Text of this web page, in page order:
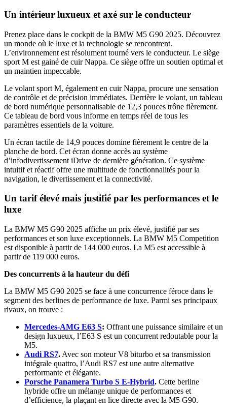
Un intérieur luxueux et axé sur le conducteur
Prenez place dans le cockpit de la BMW M5 G90 2025. Découvrez
un monde où le luxe et la technologie se rencontrent.
L’environnement est résolument tourné vers le conducteur. Le siège
sport M est gainé de cuir Nappa. Ce siège offre un soutien optimal et
un maintien impeccable.
Le volant sport M, également en cuir Nappa, procure une sensation
de contrôle et de précision immédiates. Derrière le volant, un tableau
de bord numérique personnalisable de 12,3 pouces trône fièrement.
Ce tableau de bord vous informe en temps réel de tous les
paramètres essentiels de la voiture.
Un écran tactile de 14,9 pouces domine fièrement le centre de la
planche de bord. Cet écran donne accès au système
d’infodivertissement iDrive de dernière génération. Ce système
intuitif et réactif offre une multitude de fonctionnalités pour la
navigation, le divertissement et la connectivité.
Un tarif élevé mais justifié par les performances et le
luxe
La BMW M5 G90 2025 affiche un prix élevé, justifié par ses
performances et son luxe exceptionnels. La BMW M5 Competition
est disponible à partir de 144 000 euros. La M5 est accessible à
partir de 119 000 euros.
Des concurrents à la hauteur du défi
La BMW M5 G90 2025 se face à une concurrence féroce dans le
segment des berlines de performance de luxe. Parmi ses principaux
rivaux, on trouve :
Mercedes-AMG E63 S: Offrant une puissance similaire et un
design luxueux, l’E63 S est un concurrent redoutable pour la
M5.
Audi RS7. Avec son moteur V8 biturbo et sa transmission
intégrale quattro, l’Audi RS7 est une autre alternative
performante et élégante.
Porsche Panamera Turbo S E-Hybrid. Cette berline
hybride offre un mélange unique de performances et
d’efficience, la plaçant en lice directe avec la M5 G90.